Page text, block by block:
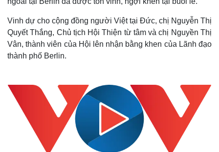
Vinh dự cho cộng đồng người Việt tại Đức, chị Nguyễn Thị
Quyết Thắng, Chủ tịch Hội Thiện từ tâm và chị Nguyền Thị
Vân, thành viên của Hội lên nhận bằng khen của Lãnh đạo
thành phố Berlin.